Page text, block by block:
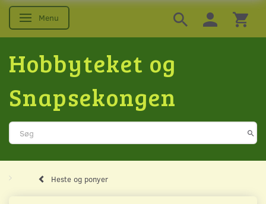
Skifte navigation
Menu
Hobbyteket og
Snapsekongen
Heste og ponyer